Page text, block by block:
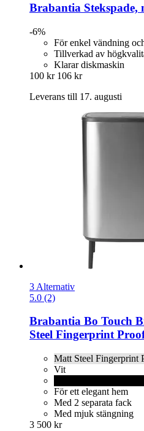
Brabantia Stekspade,
-6%
För enkel vändning
Tillverkad av
Klarar diskmaskin
100 kr 106 kr
Leverans till 17. augusti
3 Alternativ
5.0 (2)
Brabantia Bo Touch
Steel Fingerprint
Matt Steel Fingerprint
Vit
För ett elegant hem
Med 2 separata fack
Med mjuk stängning
3 500 kr